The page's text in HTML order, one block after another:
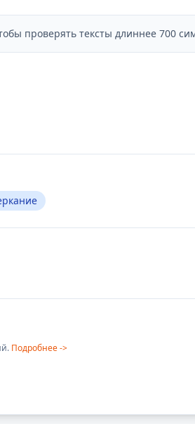
проверять тексты длиннее 700
Подробнее ->